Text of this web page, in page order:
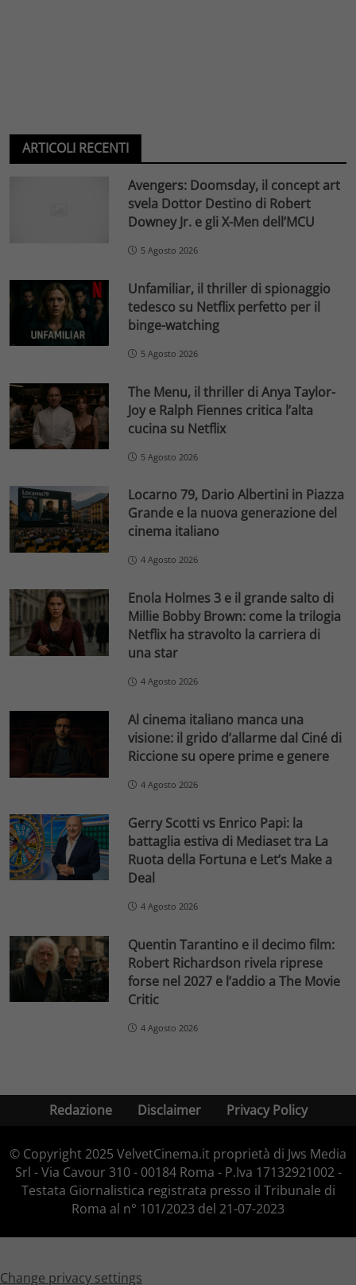
ARTICOLI RECENTI
Avengers: Doomsday, il concept art
svela Dottor Destino di Robert
Downey Jr. e gli X-Men dell’MCU
5 Agosto 2026
Unfamiliar, il thriller di spionaggio
tedesco su Netflix perfetto per il
binge-watching
5 Agosto 2026
The Menu, il thriller di Anya Taylor-
Joy e Ralph Fiennes critica l’alta
cucina su Netflix
5 Agosto 2026
Locarno 79, Dario Albertini in Piazza
Grande e la nuova generazione del
cinema italiano
4 Agosto 2026
Enola Holmes 3 e il grande salto di
Millie Bobby Brown: come la trilogia
Netflix ha stravolto la carriera di
una star
4 Agosto 2026
Al cinema italiano manca una
visione: il grido d’allarme dal Ciné di
Riccione su opere prime e genere
4 Agosto 2026
Gerry Scotti vs Enrico Papi: la
battaglia estiva di Mediaset tra La
Ruota della Fortuna e Let’s Make a
Deal
4 Agosto 2026
Quentin Tarantino e il decimo film:
Robert Richardson rivela riprese
forse nel 2027 e l’addio a The Movie
Critic
4 Agosto 2026
Redazione Disclaimer Privacy Policy
© Copyright 2025 VelvetCinema.it proprietà di Jws Media
Srl - Via Cavour 310 - 00184 Roma - P.Iva 17132921002 -
Testata Giornalistica registrata presso il Tribunale di
Roma al n° 101/2023 del 21-07-2023
Change privacy settings